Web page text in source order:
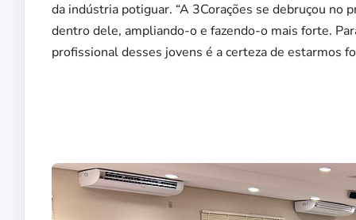
da indústria potiguar. “A 3Corações se debruçou no
dentro dele, ampliando-o e fazendo-o mais forte.
profissional desses jovens é a certeza de estarmos